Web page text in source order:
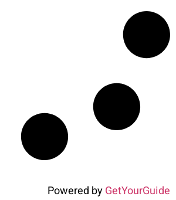
Powered byGetYourGuide